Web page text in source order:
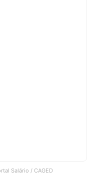
Salário / CAGED